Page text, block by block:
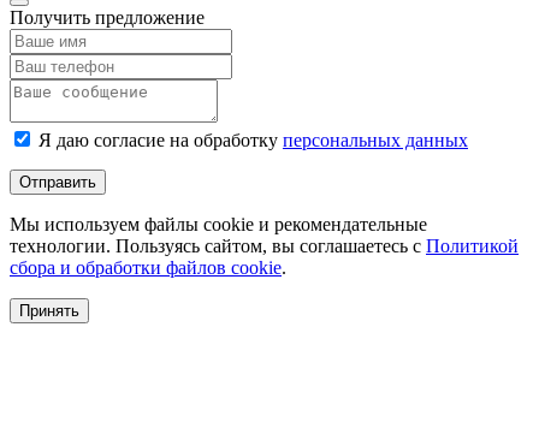
Получить предложение
Я даю согласие на обработку персональных данных
Отправить
Мы используем файлы cookie и рекомендательные
технологии. Пользуясь сайтом, вы соглашаетесь с Политикой
сбора и обработки файлов cookie.
Принять